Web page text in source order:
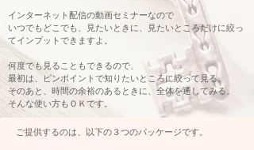
インターネット配信の動画セミナーなので
いつでもどこでも、見たいときに、見たいところだけに絞っ
てインプットできますよ。
何度でも見ることもできるので、
最初は、ピンポイントで知りたいところに絞って見る。
そのあと、時間の余裕のあるときに、全体を通してみる。
そんな使い方もＯＫです。
ご提供するのは、以下の３つのパッケージです。